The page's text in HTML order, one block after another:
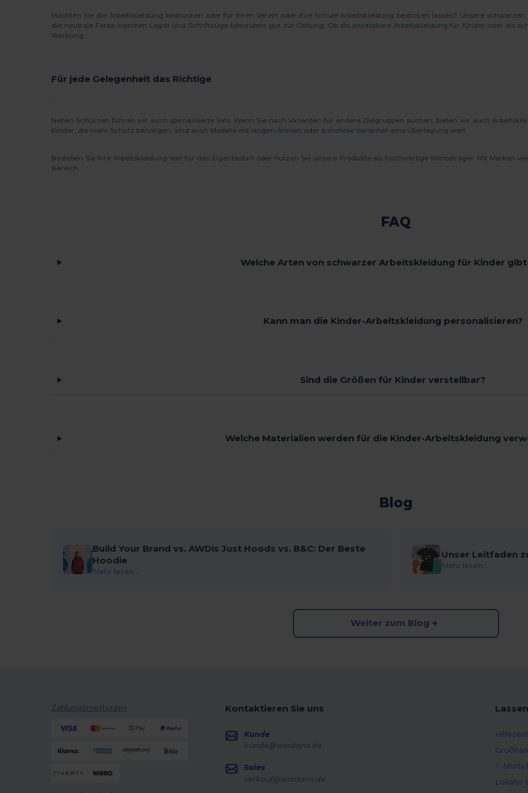
Möchten Sie die Arbeitskleidung bedrucken oder für Ihren Verein oder Ihre Schule Arbeitskleidung besticken lassen? Unsere
die neutrale Farbe kommen Logos und Schriftzüge besonders gut zur Geltung. Ob als anpassbare Arbeitskleidung für Kinder oder als
Werbung.
Für jede Gelegenheit das Richtige
Neben Schürzen führen wir auch spezialisierte Sets. Wenn Sie nach Varianten für andere Zielgruppen suchen, bieten wir auch
Kinder, die mehr Schutz benötigen, sind auch Modelle mit langen Ärmeln oder ärmellose Varianten eine Überlegung wert.
Bestellen Sie Ihre Arbeitskleidung leer für den Eigenbedarf oder nutzen Sie unsere Produkte als hochwertige Werbeträger. Mit Marken
Bereich.
FAQ
Welche Arten von schwarzer Arbeitskleidung für Kinder gibt
Kann man die Kinder-Arbeitskleidung personalisieren?
Sind die Größen für Kinder verstellbar?
Welche Materialien werden für die Kinder-Arbeitskleidung
Blog
Build Your Brand vs. AWDis Just Hoods vs. B&C: Der Beste
Hoodie
Mehr lesen...
Unser Leitfaden
Mehr lesen...
Weiter zum Blog
Zahlungsmethoden Kontaktieren Sie uns
Kunde
kunde@wordans.de
Sales
verkauf@wordans.de
T-Shirts
Lokaler